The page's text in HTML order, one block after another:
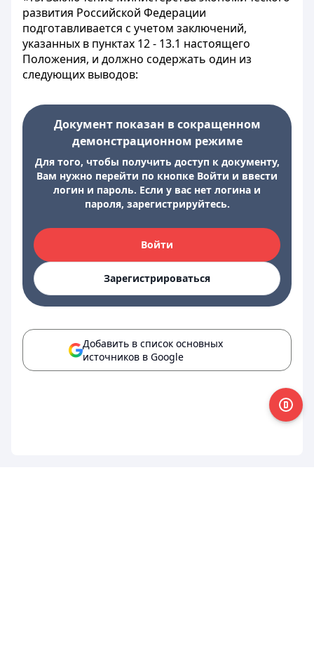
развития Российской Федерации
подготавливается с учетом заключений,
указанных в пунктах 12 - 13.1 настоящего
Положения, и должно содержать один из
следующих выводов:
Документ показан в сокращенном
демонстрационном режиме
Для того, чтобы получить доступ к документу,
Вам нужно перейти по кнопке Войти и ввести
логин и пароль. Если у вас нет логина и
пароля, зарегистрируйтесь.
Войти
Зарегистрироваться
Добавить в список основных
источников в Google